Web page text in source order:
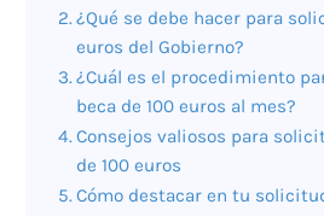
¿Qué se debe hacer para
euros del Gobierno?
¿Cuál es el procedimiento
beca de 100 euros al mes?
Consejos valiosos para
de 100 euros
Cómo destacar en tu